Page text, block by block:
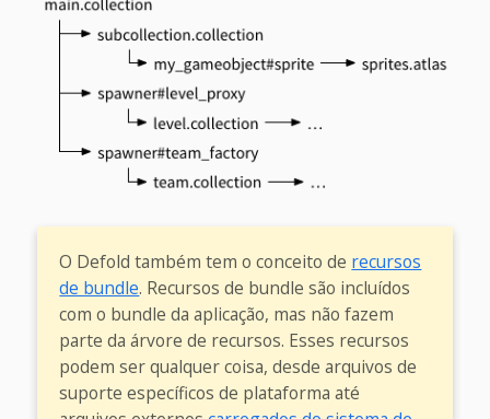
O Defold também tem o conceito de recursos
de bundle. Recursos de bundle são incluídos
com o bundle da aplicação, mas não fazem
parte da árvore de recursos. Esses recursos
podem ser qualquer coisa, desde arquivos de
suporte específicos de plataforma até